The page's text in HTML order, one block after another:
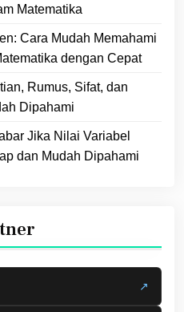
Matematika
Cara Mudah Memahami
dengan Cepat
Rumus, Sifat, dan
Dipahami
Jika Nilai Variabel
dan Mudah Dipahami
↗